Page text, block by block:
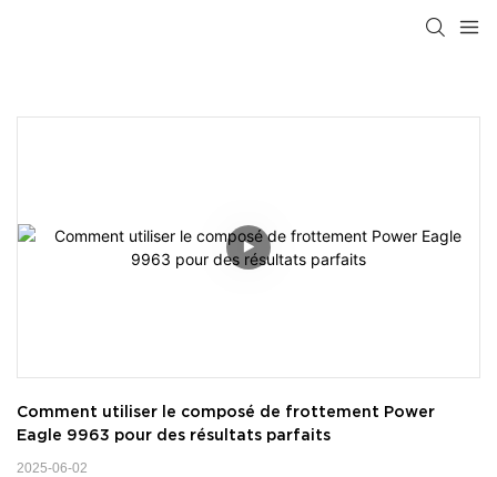
Comment utiliser le composé de frottement Power
Eagle 9963 pour des résultats parfaits
2025-06-02